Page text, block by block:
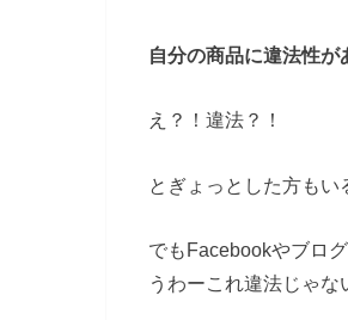
自分の商品に違法性が
え？！違法？！
とぎょっとした方もい
でもFacebookやブロ
うわーこれ違法じゃ